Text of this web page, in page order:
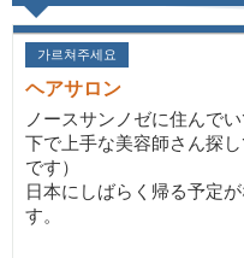
가르쳐주세요
ヘアサロン
ノースサンノゼに住んで
下で上手な美容師さん探
です）
日本にしばらく帰る予定
す。